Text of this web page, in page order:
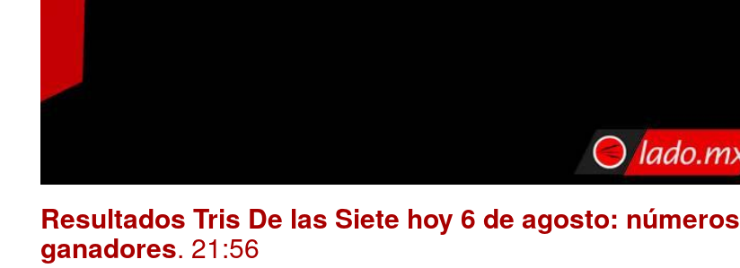
Resultados Tris De las Siete hoy 6 de agosto: números
ganadores. 21:56